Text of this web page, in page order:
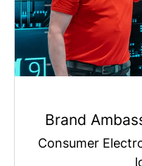
Brand
Consumer